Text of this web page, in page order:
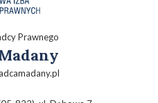
Prawnego